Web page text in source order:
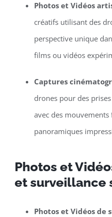
Photos et Vidéos
créatifs utilisant des
perspective unique
films ou vidéos
Captures
drones pour des
avec des mouvements
panoramiques
Photos et
et surveillance
Photos et Vidéos